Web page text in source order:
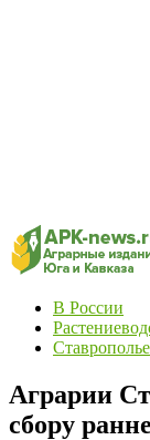
В России
Ставрополье
Аграрии
сбору